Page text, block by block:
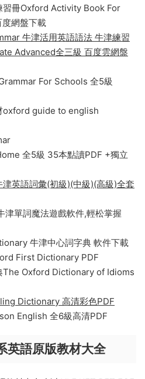
Go 全三冊PDF+MP3音頻
Tell 全三冊教材+軟件+配套視
English Maths Non-verbal
全四冊PDF
冊Oxford Activity Book For
網盤下載
牛津活用英語語法 牛津練習
Advanced全三級 百度雲網盤
For Schools 全5級
oxford guide to english
全5級 35本點讀PDF +獨立
英語詞彙(初級)(中級)(高級)全套
單詞魔法遊戲軟件,輕松掌握
牛津中心詞字典 軟件下載
The Oxford Dictionary of Idioms